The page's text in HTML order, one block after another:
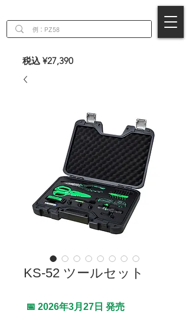
税込 ¥27,390
KS-52 ツールセット
📅 2026年3月27日 発売